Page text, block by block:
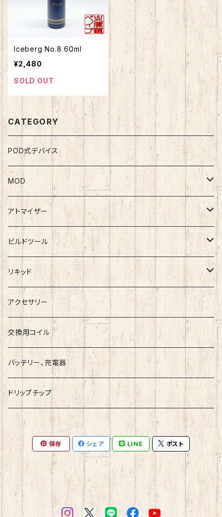
Iceberg No.8 60ml
¥2,480
SOLD OUT
CATEGORY
POD式デバイス
MOD
テクニカルMOD
メカニカルMOD
アトマイザー
RDA
BlackRose
RTA
ArcanaMods/PIPELINE
Umbrella Mods
Holy Atty
Ambition Mods
RDTA
Freak
クリアロマイザー
ビルドツール
ワイヤー
コットン
ツール
リキッド
Vape Sapporoー道産子リキッドー
ESC
国産リキッド
MKVAPE
BaksLiquidLab
小江戸工房
SAROME
LOOM
海外産リキッド
Bandito Juice
COF『Cloudy O Funky』
Mystic Juice
ZAP！Juice
アクセサリー
交換用コイル
バッテリー、充電器
ドリップチップ
保存 シェア LINE ポスト